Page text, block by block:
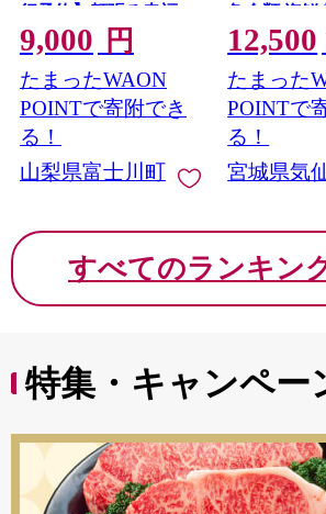
行予約】頬張る幸福
感 〜緑の宝石・ シ
ャインマスカット 〜
１ｋｇ以上（２〜３
房） フルーツ 山梨県
産 果物 くだもの シャ
イン マスカット ぶど
う ブドウ 葡萄 大粒 種
9000円 九千円
9,000 円
たまったWAON
POINTで寄附でき
る！
山梨県富士川町
魚介類 海鮮
格外 不揃い
鮭切身 シャ
冷凍 家庭用
当 支援 サー
切り身 魚 わ
12,500
たまった
POINTで
る！
宮城県気
すべてのランキン
特集・キャンペー